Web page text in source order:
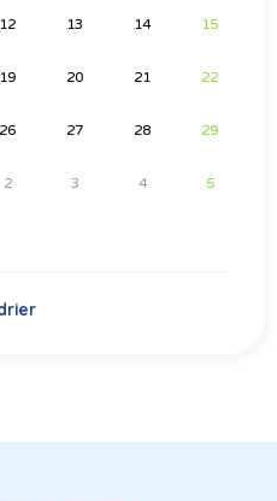
12 13 14 15
19 20 21 22
26 27 28 29
2 3 4 5